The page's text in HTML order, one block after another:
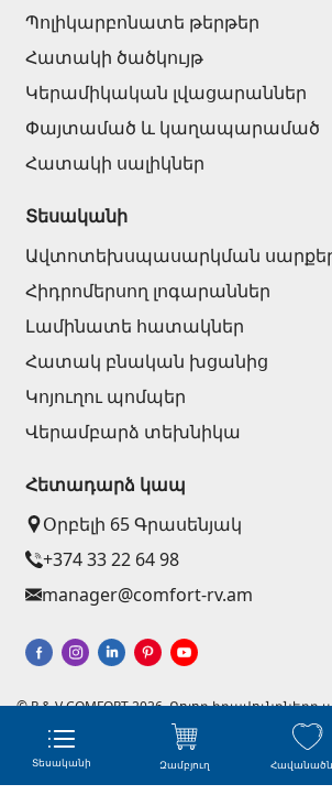
Տեսականի Զամբյուղ
Պոլիկարբոնատե թերթեր
Հատակի ծածկույթ
Կերամիկական լվացարաններ
Փայտամած և կաղապարամած
Հատակի սալիկներ
Տեսականի
Ավտոտեխսպասարկման
Հիդրոմերսող լոգարաններ
Լամինատե հատակներ
Հատակ բնական խցանից
Կոյուղու պոմպեր
Վերամբարձ տեխնիկա
Հետադարձ կապ
Օրբելի 65 Գրասենյակ
+374 33 22 64 98
manager@comfort-rv.am
© R & V COMFORT 2026. Բոլոր
Կայքերի պատրաստում - Աստուդիո
Ինտերնետ խանութների ստեղծում